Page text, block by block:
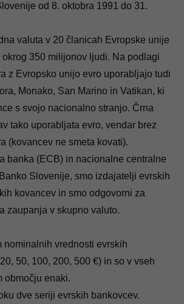
od 8. oktobra 1991 do 31.
valuta v 20 članicah Evropske unije
okrog 350 milijonov ljudi. Na podlagi
z Evropsko unijo evro uporabljajo tudi
Monako, San Marino in Vatikan, ki
s svojo nacionalno stranjo. Črna
tako uporabljata evro, vendar brez
(kovancev ne smeta kovati).
banka (ECB) in nacionalne centralne
Slovenije, smo izdajatelji evrskih
kovancev in smo odgovorni za
zaupanja v skupno valuto.
nominalnih vrednosti evrskih
50, 100, 200, 500 €) in so v vseh
območju enaki.
dve seriji evrskih bankovcev.